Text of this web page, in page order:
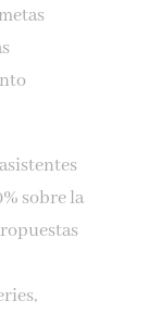
sobre la